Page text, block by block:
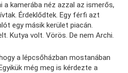
a kamerába néz azzal az ismerős,
Érdeklődtek. Egy férfi azt
egy másik kerület piacán.
Kutya volt. Vörös. De nem Archi.
a lépcsőházban mostanában
még meg is kérdezte a